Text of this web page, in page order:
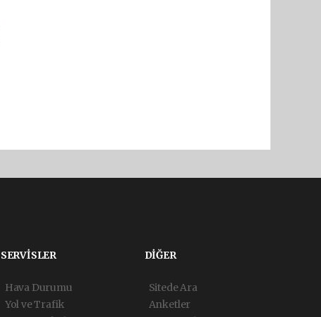
SERVİSLER
Hava Durumu
Yol ve Trafik
DİĞER
Sitede Ara
Anketler